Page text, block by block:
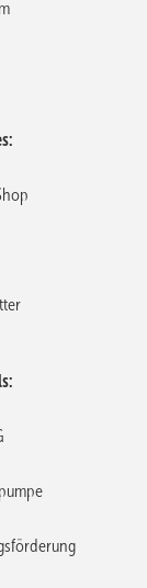
neuer Präsident bei
von Jürgen